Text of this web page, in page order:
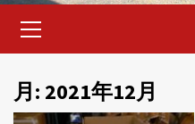
Menu
月: 2021年12月